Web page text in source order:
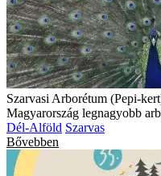
Szarvasi Arborétum (Pepi-
Magyarország legnagyobb
Dél-Alföld Szarvas
Bővebben